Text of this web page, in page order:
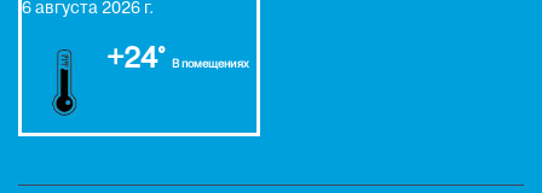
6 августа 2026 г.
+24° В помещениях